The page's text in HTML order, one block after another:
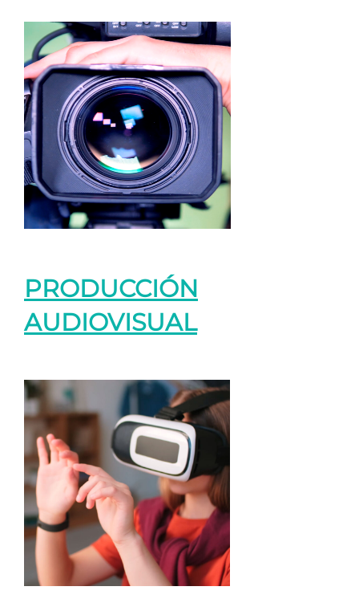
PRODUCCIÓN
AUDIOVISUAL